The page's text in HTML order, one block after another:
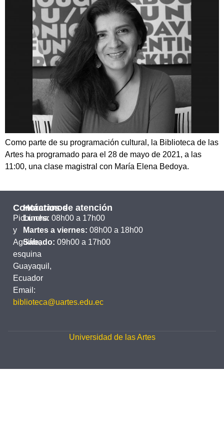
Como parte de su programación cultural, la Biblioteca de las
Artes ha programado para el 28 de mayo de 2021, a las
11:00, una clase magistral con María Elena Bedoya.
Contáctanos
Pichincha
y
Aguirre,
esquina
Guayaquil,
Ecuador
Email:
biblioteca@uartes.edu.ec
Horarios de atención
Lunes: 08h00 a 17h00
Martes a viernes: 08h00 a 18h00
Sábado: 09h00 a 17h00
Universidad de las Artes